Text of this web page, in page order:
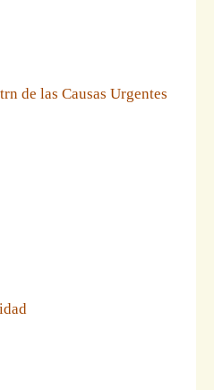
de las Causas Urgentes